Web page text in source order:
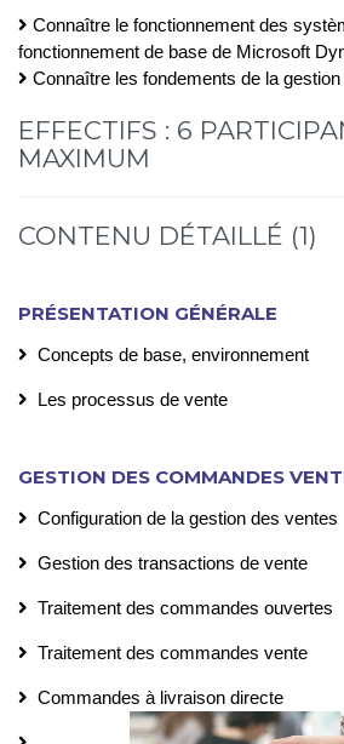
Connaître le fonctionnement des
fonctionnement de base de Microsoft
Connaître les fondements de la
EFFECTIFS : 6
MAXIMUM
CONTENU DÉTAILLÉ (1)
PRÉSENTATION GÉNÉRALE
Concepts de base, environnement
Les processus de vente
GESTION DES COMMANDES
Configuration de la gestion des ventes
Gestion des transactions de vente
Traitement des commandes ouvertes
Traitement des commandes vente
Commandes à livraison directe